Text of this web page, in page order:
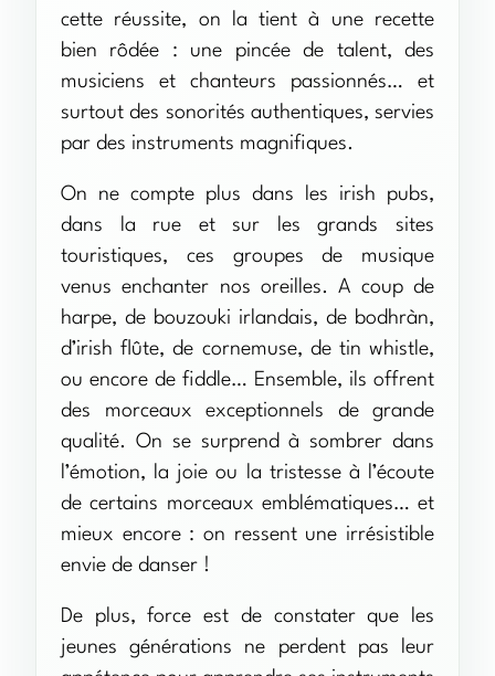
cette réussite, on la tient à une recette
bien rôdée : une pincée de talent, des
musiciens et chanteurs passionnés… et
surtout des sonorités authentiques, servies
par des instruments magnifiques.
On ne compte plus dans les irish pubs,
dans la rue et sur les grands sites
touristiques, ces groupes de musique
venus enchanter nos oreilles. A coup de
harpe, de bouzouki irlandais, de bodhràn,
d’irish flûte, de cornemuse, de tin whistle,
ou encore de fiddle… Ensemble, ils offrent
des morceaux exceptionnels de grande
qualité. On se surprend à sombrer dans
l’émotion, la joie ou la tristesse à l’écoute
de certains morceaux emblématiques… et
mieux encore : on ressent une irrésistible
envie de danser !
De plus, force est de constater que les
jeunes générations ne perdent pas leur